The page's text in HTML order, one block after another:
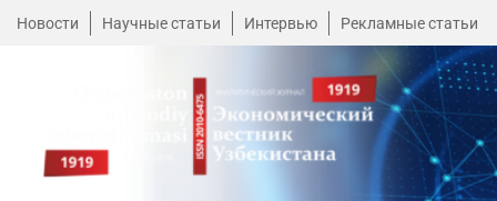
Новости Научные статьи Интервью Рекламные статьи